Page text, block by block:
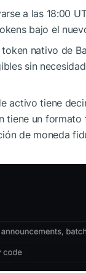
a las 18:00
bajo el
nativo de
sin
activo tiene
tiene un formato
de moneda